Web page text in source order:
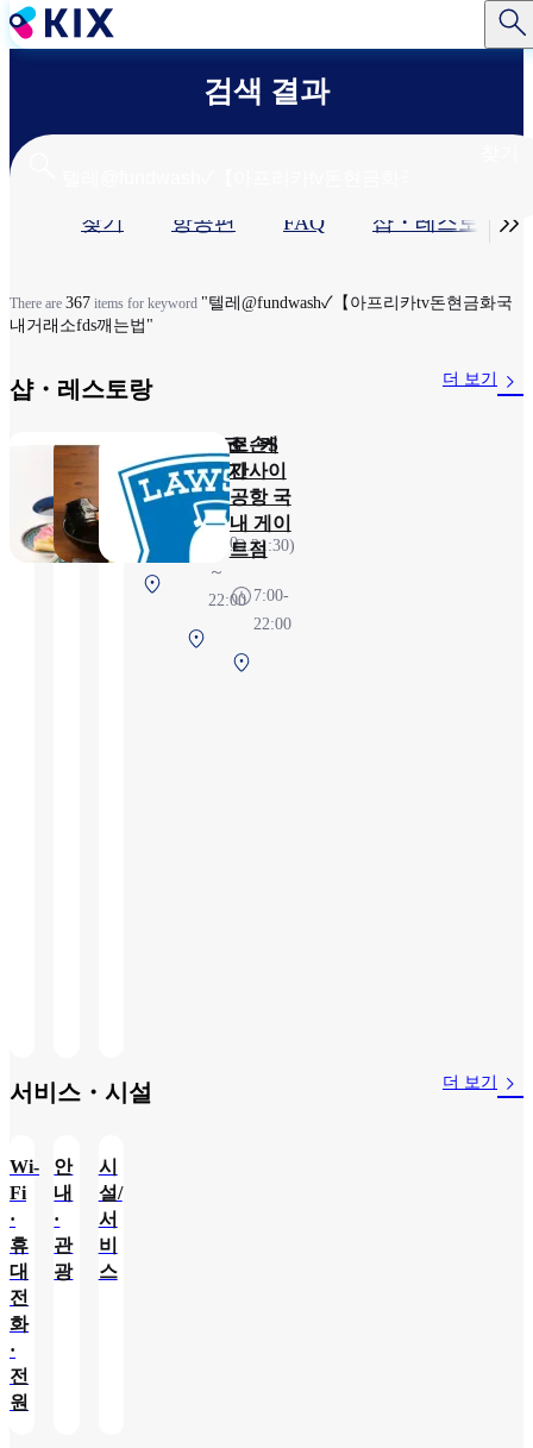
주
요
로
건
검색 결과
탭
찾기 항공편 FAQ 샵・레스토랑​ 
There are 367 items for keyword "텔레@fundwash✓【아프리카tv돈현금화국
내거래소fds깨는법"
샵・레스토랑​ 더 보기
돈카츠 와코 케
이테이
7:00～
22:00（L.O.21:30)
제1터미널 2F
신슈 소
바 소지
보
7:00
～
22:00
로손S
간사이
공항 국
내 게이
트점
7:00-
22:00
서비스・시설 더 보기
Wi-
Fi
·
휴
대
전
화
·
전
원
안
내
·
관
광
시
설/
서
비
스